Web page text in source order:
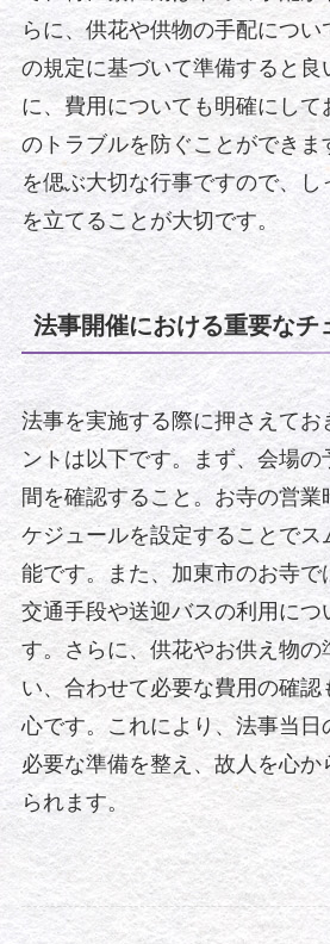
らに、供花や供物の手配につい
の規定に基づいて準備すると良
に、費用についても明確にして
のトラブルを防ぐことができま
を偲ぶ大切な行事ですので、
を立てることが大切です。
法事開催における重要なチ
法事を実施する際に押さえてお
ントは以下です。まず、会場
間を確認すること。お寺の営業
ケジュールを設定することでス
能です。また、加東市のお寺で
交通手段や送迎バスの利用につ
す。さらに、供花やお供え物の
い、合わせて必要な費用の確認
心です。これにより、法事当日
必要な準備を整え、故人を心か
られます。